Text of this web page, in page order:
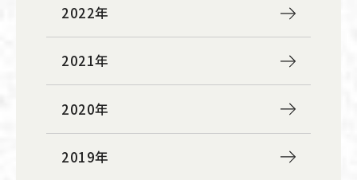
2022年
2021年
2020年
2019年